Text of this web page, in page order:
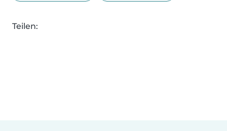
Teilen: